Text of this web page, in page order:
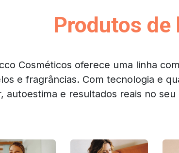
Produtos de
Cosméticos oferece uma linha
e fragrâncias. Com tecnologia e
autoestima e resultados reais no seu